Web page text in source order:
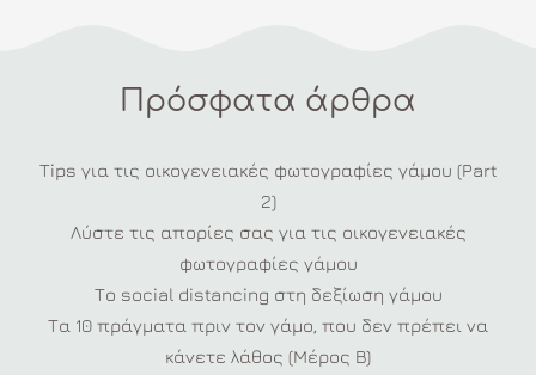
Πρόσφατα άρθρα
Tips για τις οικογενειακές φωτογραφίες γάμου (Part
2)
Λύστε τις απορίες σας για τις οικογενειακές
φωτογραφίες γάμου
Το social distancing στη δεξίωση γάμου
Τα 10 πράγματα πριν τον γάμο, που δεν πρέπει να
κάνετε λάθος (Μέρος Β)